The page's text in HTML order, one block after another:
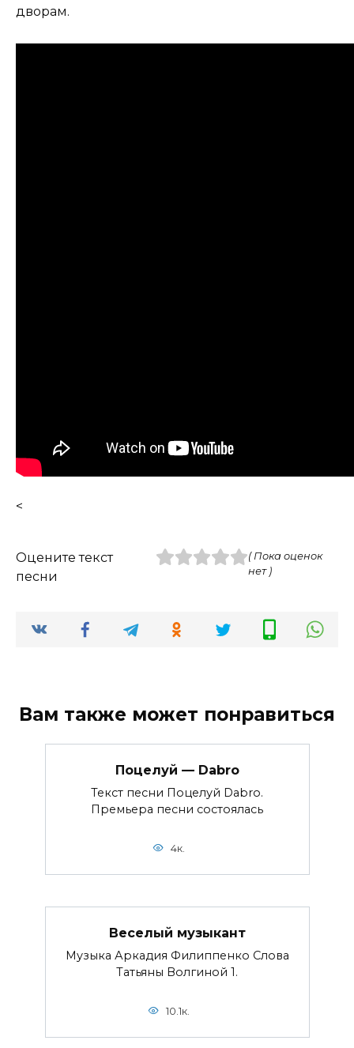
дворам.
<
Оцените текст
песни
( Пока оценок
нет )
Вам также может понравиться
Поцелуй — Dabro
Текст песни Поцелуй Dabro.
Премьера песни состоялась
4к.
Веселый музыкант
Музыка Аркадия Филиппенко Слова
Татьяны Волгиной 1.
10.1к.